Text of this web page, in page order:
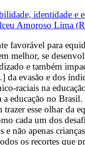
identidade e
Amoroso Lima
favorável para
melhor, se
e também
evasão e dos
raciais na
a educação no
trazer esse olhar da
cada um dos
e não apenas
os recortes que